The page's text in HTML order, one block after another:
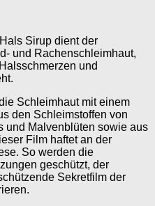
Sirup dient der
und Rachenschleimhaut,
und
Schleimhaut mit einem
den Schleimstoffen von
und Malvenblüten sowie aus
Film haftet an der
So werden die
geschützt, der
Sekretfilm der